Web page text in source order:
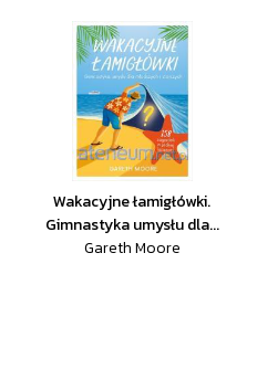
Wakacyjne łamigłówki.
Gimnastyka umysłu dla...
Gareth Moore